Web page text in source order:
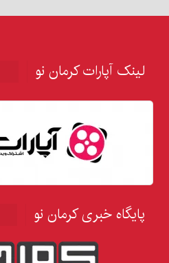
لینک آپارات کرمان نو
پایگاه خبری کرمان نو